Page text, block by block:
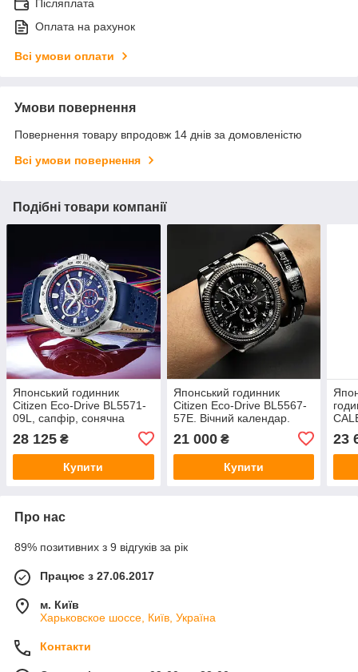
Післяплата
Оплата на рахунок
Всі умови оплати
Умови повернення
Повернення товару впродовж 14 днів за домовленістю
Всі умови повернення
Подібні товари компанії
Японський годинник
Citizen Eco-Drive BL5571-
09L, сапфір, сонячна
календар хронограф
другий час
28 125 ₴
Купити
Японський годинник
Citizen Eco-Drive BL5567-
57E. Вічний календар.
Будильник. Хронограф
21 000₴
Купити
23
Про нас
89% позитивних з 9 відгуків за рік
Працює з 27.06.2017
м. Київ
Харьковское шоссе, Київ, Україна
Контакти